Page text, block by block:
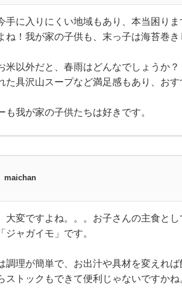
手に入りにくい地域もあり、本当困り
ね！我が家の子供も、末っ子は海苔巻
米以外だと、春雨はどんなでしょうか
た具沢山スープなど満足感もあり、おす
も我が家の子供たちは好きです。
maichan
大変ですよね。。。お子さんの主食と
ジャガイモ」です。
調理が簡単で、お出汁や具材を変えれ
ストックもできて便利じゃないですかね